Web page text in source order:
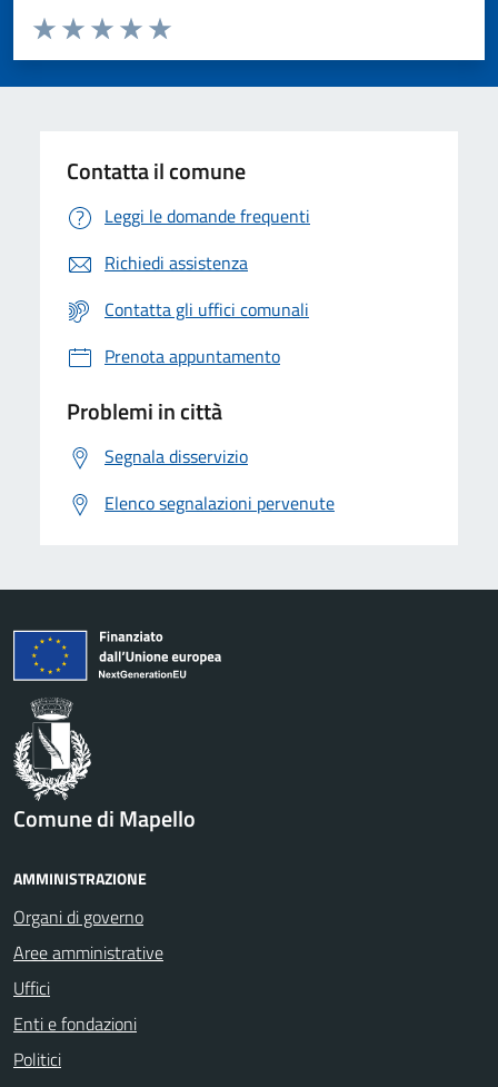
Valuta da 1 a 5 stelle la pagina
Valuta 5 stelle su 5
Valuta 4 stelle su 5
Valuta 3 stelle su 5
Valuta 2 stelle su 5
Valuta 1 stelle su 5
Contatta il comune
Leggi le domande frequenti
Richiedi assistenza
Contatta gli uffici comunali
Prenota appuntamento
Problemi in città
Segnala disservizio
Elenco segnalazioni pervenute
Comune di Mapello
AMMINISTRAZIONE
Organi di governo
Aree amministrative
Uffici
Enti e fondazioni
Politici